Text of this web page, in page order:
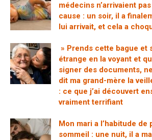
médecins n’arrivaient
cause : un soir, il a
lui arrivait, et cela a
» Prends cette bague et
étrange en la voyant et
signer des documents,
dit ma grand-mère la
: ce que j’ai découvert
vraiment terrifiant
Mon mari a l’habitude de
sommeil : une nuit, il a